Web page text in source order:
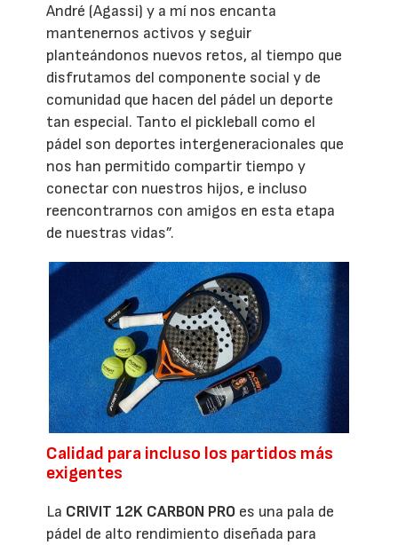
André (Agassi) y a mí nos encanta
mantenernos activos y seguir
planteándonos nuevos retos, al tiempo que
disfrutamos del componente social y de
comunidad que hacen del pádel un deporte
tan especial. Tanto el pickleball como el
pádel son deportes intergeneracionales que
nos han permitido compartir tiempo y
conectar con nuestros hijos, e incluso
reencontrarnos con amigos en esta etapa
de nuestras vidas”.
Calidad para incluso los partidos más
exigentes
La CRIVIT 12K CARBON PRO es una pala de
pádel de alto rendimiento diseñada para